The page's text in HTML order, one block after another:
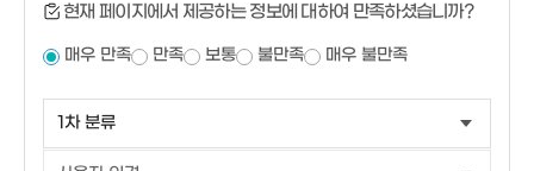
현재 페이지에서 제공하는 정보에 대하여 만족하셨습니까?
매우 만족 만족 보통 불만족 매우 불만족